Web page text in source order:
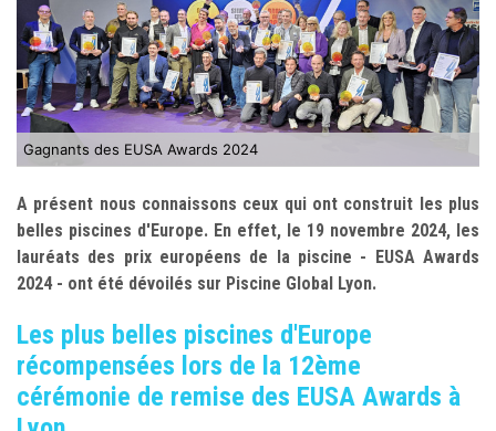
Gagnants des EUSA Awards 2024
A présent nous connaissons ceux qui ont construit les plus
belles piscines d'Europe. En effet, le 19 novembre 2024, les
lauréats des prix européens de la piscine - EUSA Awards
2024 - ont été dévoilés sur Piscine Global Lyon.
Les plus belles piscines d'Europe
récompensées lors de la 12ème
cérémonie de remise des EUSA Awards à